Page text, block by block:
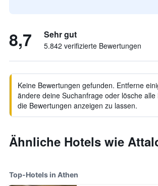
8,7 Sehr gut
5.842 verifizierte Bewertungen
Keine Bewertungen gefunden. Entferne
ändere deine Suchanfrage oder lösche alle
die Bewertungen anzeigen zu lassen.
Ähnliche Hotels wie
Top-Hotels in Athen